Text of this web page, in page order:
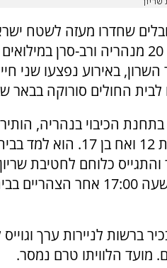
שחדרו מעזה לשטח
סמל אדר ברסנו, בן 20 מנהריה ורב-סרן במילואים
באירוע נפצעו שני
לבית החולים סורוקה בבאר
הכיבוי בנהריה, הותיר
אחריו שני הורים, אחות בת 12 ואח בן 17. הוא למד
כלוחם לחטיבת
הוא יובא למנוחות מחר בשעה 17:00 אחר
ברשות לניירות ערך
מועד הלוויתו טרם נמסר.